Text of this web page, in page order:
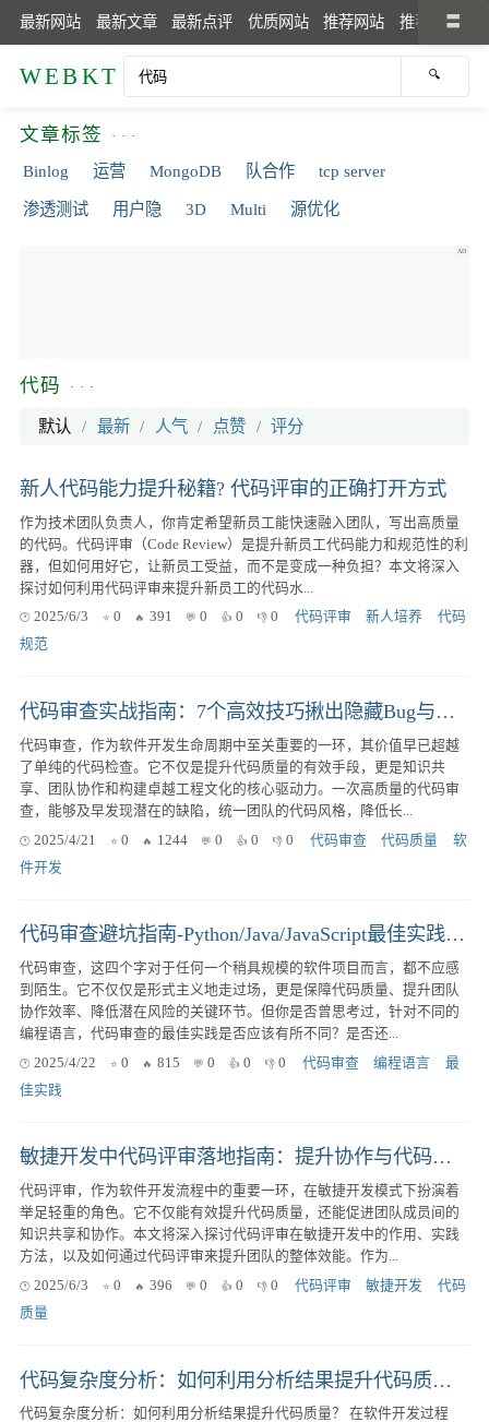
最新网站 最新文章 最新点评 优质网站 推荐网站 推荐文章
WEBKT
文章标签
Binlog 运营 MongoDB 队合作 tcp server
渗透测试 用户隐 3D Multi 源优化
代码
默认 / 最新 / 人气 / 点赞 / 评分
新人代码能力提升秘籍? 代码评审的正确打开方式
作为技术团队负责人，你肯定希望新员工能快速融入团队，写出高质量
的代码。代码评审（Code Review）是提升新员工代码能力和规范性的利
器，但如何用好它，让新员工受益，而不是变成一种负担？本文将深入
探讨如何利用代码评审来提升新员工的代码水...
2025/6/3
0 391 0 0 0 代码评审 新人培养
代码
规范
代码审查实战指南：7个高效技巧揪出隐藏Bug与代码风格问题
代码审查，作为软件开发生命周期中至关重要的一环，其价值早已超越
了单纯的代码检查。它不仅是提升代码质量的有效手段，更是知识共
享、团队协作和构建卓越工程文化的核心驱动力。一次高质量的代码审
查，能够及早发现潜在的缺陷，统一团队的代码风格，降低长...
2025/4/21
0 1244 0 0 0 代码审查 代码质量
软
件开发
代码审查避坑指南-Python/Java/JavaScript最佳实践差异与工具链精选
代码审查，这四个字对于任何一个稍具规模的软件项目而言，都不应感
到陌生。它不仅仅是形式主义地走过场，更是保障代码质量、提升团队
协作效率、降低潜在风险的关键环节。但你是否曾思考过，针对不同的
编程语言，代码审查的最佳实践是否应该有所不同？是否还...
2025/4/22
0 815 0 0 0 代码审查 编程语言
最
佳实践
敏捷开发中代码评审落地指南：提升协作与代码质量的秘诀
代码评审，作为软件开发流程中的重要一环，在敏捷开发模式下扮演着
举足轻重的角色。它不仅能有效提升代码质量，还能促进团队成员间的
知识共享和协作。本文将深入探讨代码评审在敏捷开发中的作用、实践
方法，以及如何通过代码评审来提升团队的整体效能。作为...
2025/6/3
0 396 0 0 0 代码评审 敏捷开发
代码
质量
代码复杂度分析：如何利用分析结果提升代码质量？
代码复杂度分析：如何利用分析结果提升代码质量？ 在软件开发过程